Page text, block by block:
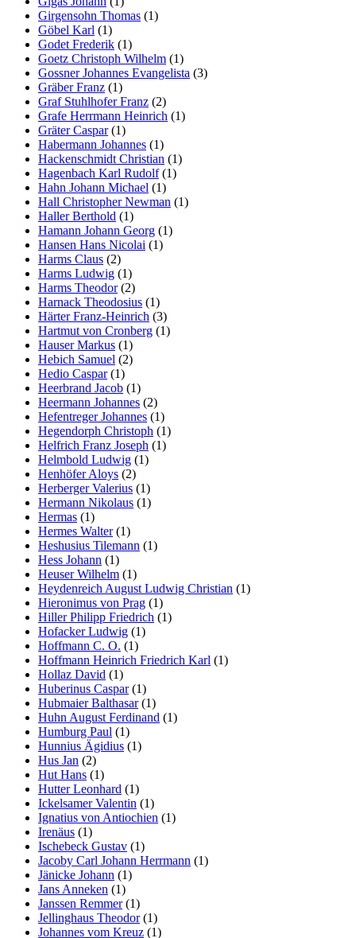
Girgensohn Thomas (1)
Göbel Karl (1)
Godet Frederik (1)
Goetz Christoph Wilhelm (1)
Gossner Johannes Evangelista (3)
Gräber Franz (1)
Graf Stuhlhofer Franz (2)
Grafe Herrmann Heinrich (1)
Gräter Caspar(1)
Habermann Johannes (1)
Hackenschmidt Christian (1)
Hagenbach Karl Rudolf(1)
Hahn Johann Michael (1)
Hall Christopher Newman (1)
Haller Berthold (1)
Hamann Johann Georg (1)
Hansen Hans Nicolai (1)
Harms Claus (2)
Harms Ludwig (1)
Harms Theodor(2)
Harnack Theodosius (1)
Härter Franz-Heinrich (3)
Hartmut von Cronberg (1)
Hauser Markus (1)
Hebich Samuel (2)
Hedio Caspar(1)
Heerbrand Jacob (1)
Heermann Johannes (2)
Hefentreger Johannes (1)
Hegendorph Christoph (1)
Helfrich Franz Joseph (1)
Helmbold Ludwig (1)
Henhöfer Aloys (2)
Herberger Valerius (1)
Hermann Nikolaus (1)
Hermas (1)
Hermes Walter(1)
Heshusius Tilemann (1)
Hess Johann (1)
Heuser Wilhelm (1)
Heydenreich August Ludwig Christian (1)
Hieronimus von Prag (1)
Hiller Philipp Friedrich (1)
Hofacker Ludwig (1)
Hoffmann C. O. (1)
Hoffmann Heinrich Friedrich Karl (1)
Hollaz David (1)
Huberinus Caspar(1)
Hubmaier Balthasar(1)
Huhn August Ferdinand (1)
Humburg Paul (1)
Hunnius Ägidius (1)
Hus Jan (2)
Hut Hans (1)
Hutter Leonhard (1)
Ickelsamer Valentin (1)
Ignatius von Antiochien (1)
Irenäus (1)
Ischebeck Gustav (1)
Jacoby Carl Johann Herrmann (1)
Jänicke Johann (1)
Jans Anneken (1)
Janssen Remmer(1)
Jellinghaus Theodor(1)
Johannes vom Kreuz (1)